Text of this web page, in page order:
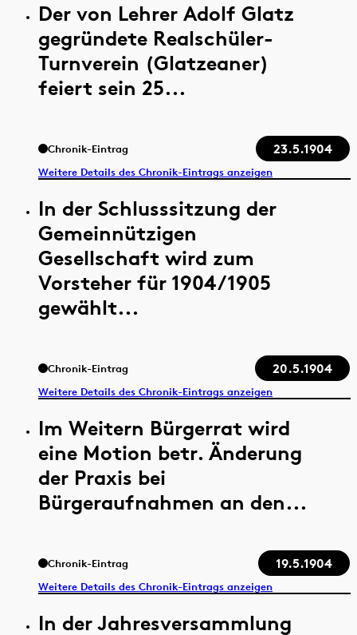
Der von Lehrer Adolf Glatz
gegründete Realschüler-
Turnverein (Glatzeaner)
feiert sein 25...
Chronik-Eintrag 23.5.1904
Weitere Details des Chronik-Eintrags anzeigen
In der Schlusssitzung der
Gemeinnützigen
Gesellschaft wird zum
Vorsteher für 1904/1905
gewählt...
Chronik-Eintrag 20.5.1904
Weitere Details des Chronik-Eintrags anzeigen
Im Weitern Bürgerrat wird
eine Motion betr. Änderung
der Praxis bei
Bürgeraufnahmen an den...
Chronik-Eintrag 19.5.1904
Weitere Details des Chronik-Eintrags anzeigen
In der Jahresversammlung